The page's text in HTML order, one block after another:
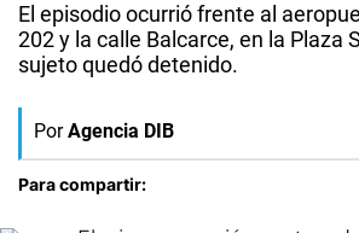
El episodio ocurrió frente al
202 y la calle Balcarce, en la Plaza
sujeto quedó detenido.
Por Agencia DIB
Para compartir: